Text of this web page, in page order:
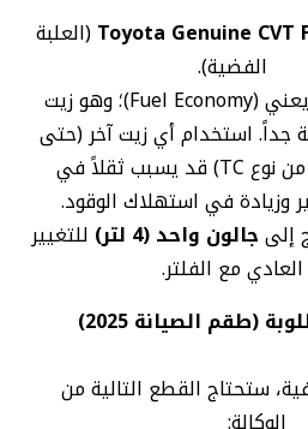
Toyota Genuine CVT(العلبة
الفضية).
يعني (Fuel Economy)؛ وهو زيت
جداً. استخدام أي زيت آخر (حتى
لو كان أصلياً من نوع TC) قد يسبب ثقلاً في
وزيادة في استهلاك الوقود.
إلىجالون واحد (4 لتر)
للتغيير
العادي مع الفلتر.
ستحتاج القطع التالية من